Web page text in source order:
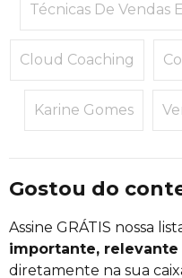
Técnicas De Vendas
Cloud Coaching
Karine Gomes
Gostou do
Assine GRÁTIS nossa
importante,
diretamente na sua